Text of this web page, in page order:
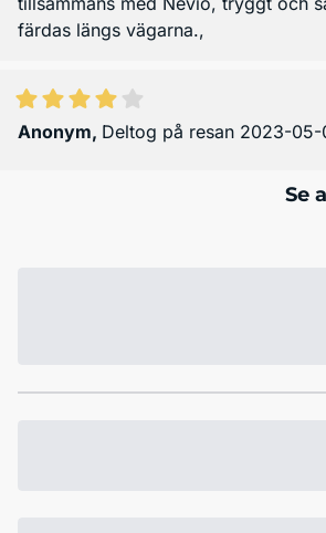
färdas längs vägarna.,
Anonym, Deltog på resan 2023-05-
Se